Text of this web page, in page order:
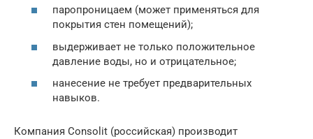
паропроницаем (может применяться для
покрытия стен помещений);
выдерживает не только положительное
давление воды, но и отрицательное;
нанесение не требует предварительных
навыков.
Компания Consolit (российская) производит